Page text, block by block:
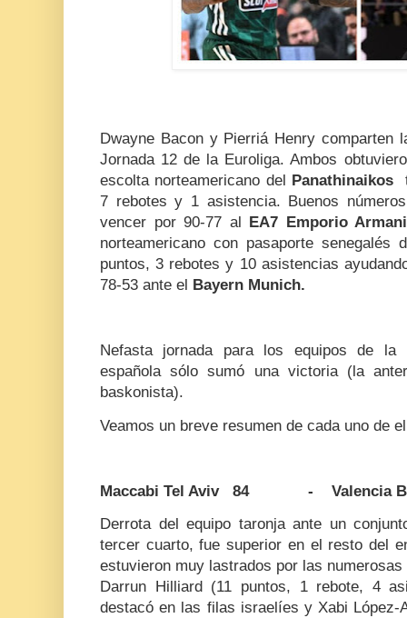
Dwayne Bacon y Pierriá Henry comparten
Jornada 12 de la Euroliga. Ambos
escolta norteamericano del Panathinaikos
7 rebotes y 1 asistencia. Buenos
vencer por 90-77 al EA7 Emporio
norteamericano con pasaporte senegalés
puntos, 3 rebotes y 10 asistencias
78-53 ante el Bayern Munich.
Nefasta jornada para los equipos de la
española sólo sumó una victoria (la
baskonista).
Veamos un breve resumen de cada uno de
Maccabi Tel Aviv 84 - Valencia
Derrota del equipo taronja ante un
tercer cuarto, fue superior en el resto del
estuvieron muy lastrados por las
Darrun Hilliard (11 puntos, 1 rebote, 4
destacó en las filas israelíes y Xabi López-